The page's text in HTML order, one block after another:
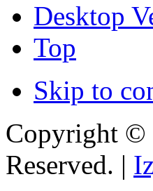
Desktop
Top
Skip to
Copyright ©
Reserved. |